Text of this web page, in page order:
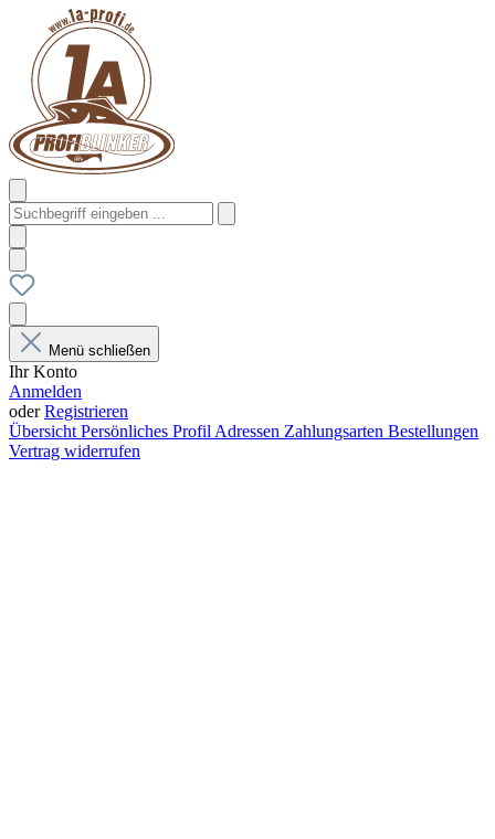
Menü schließen
Ihr Konto
Anmelden
oderRegistrieren
Übersicht Persönliches Profil Adressen Zahlungsarten Bestellungen
Vertrag widerrufen